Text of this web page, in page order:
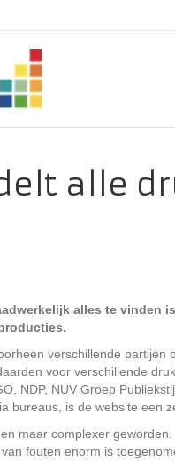
alle
alles te vinden
verschillende partijen
voor verschillende
NDP, NUV Groep
bureaus, is de website een
maar complexer
fouten enorm is